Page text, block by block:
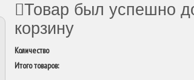
Товар был успешно
корзину
Количество
Итого товаров: